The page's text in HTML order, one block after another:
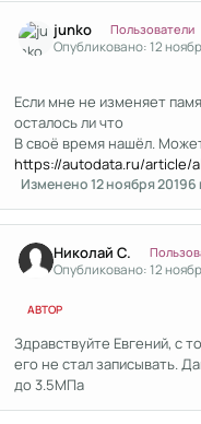
junko Пользователи
Опубликовано:12
Если мне не изменяет
осталось ли что
В своё время нашёл.
https://autodata.ru/article/
Изменено12 ноября 20196
Николай С.
Опубликовано:12
АВТОР
Здравствуйте Евгений, с
его не стал записывать.
до 3.5МПа